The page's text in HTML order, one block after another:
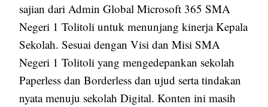
sajian dari Admin Global Microsoft 365 SMA
Negeri 1 Tolitoli untuk menunjang kinerja Kepala
Sekolah. Sesuai dengan Visi dan Misi SMA
Negeri 1 Tolitoli yang mengedepankan sekolah
Paperless dan Borderless dan ujud serta tindakan
nyata menuju sekolah Digital. Konten ini masih